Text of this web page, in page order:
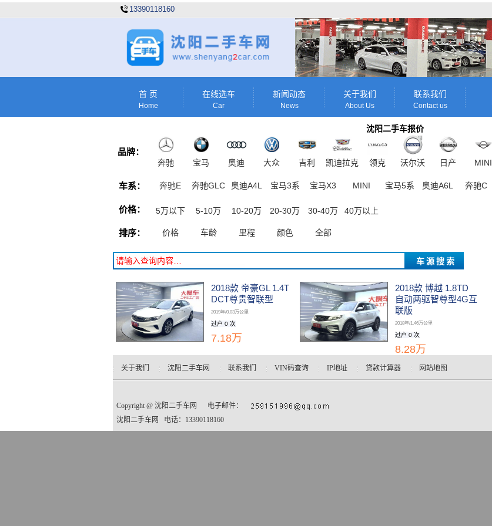
13390118160
首 页
Home
在线选车
Car
新闻动态
News
关于我们
About Us
联系我们
Contact us
沈阳二手车报价
品牌：
奔驰 宝马 奥迪 大众 吉利 凯迪拉克 领克 沃尔沃 日产 MINI
车系： 奔驰E 奔驰GLC 奥迪A4L 宝马3系 宝马X3 MINI 宝马5系 奥迪A6L 奔驰C
价格： 5万以下 5-10万 10-20万 20-30万 30-40万 40万以上
排序： 价格 车龄 里程 颜色 全部
2018款 帝豪GL 1.4T
DCT尊贵智联型
2019年/0.03万公里
过户 0 次
7.18万
2018款 博越 1.8TD
自动两驱智尊型4G互
联版
2018年/1.46万公里
过户 0 次
8.28万
Copyright @ 沈阳二手车网
电子邮件：
沈阳二手车网 电话：13390118160
关于我们 沈阳二手车网 联系我们 VIN码查询 IP地址 贷款计算器 网站地图